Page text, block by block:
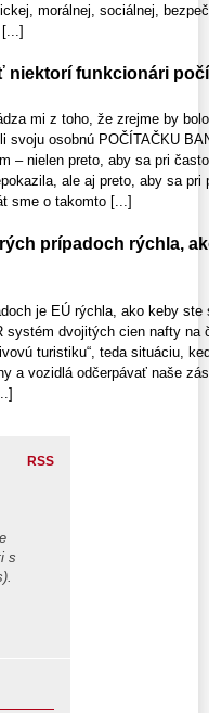
morálnej, sociálnej,
niektorí funkcionári
mi z toho, že zrejme by
svoju osobnú POČÍTAČKU
– nielen preto, aby sa pri
ale aj preto, aby sa
sme o takomto [...]
prípadoch rýchla,
je EÚ rýchla, ako keby ste
systém dvojitých cien nafty na
turistiku“, teda situáciu,
a vozidlá odčerpávať naše
RSS
s